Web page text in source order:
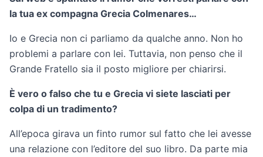
la tua ex compagna Grecia Colmenares…
Io e Grecia non ci parliamo da qualche anno. Non ho
problemi a parlare con lei. Tuttavia, non penso che il
Grande Fratello sia il posto migliore per chiarirsi.
È vero o falso che tu e Grecia vi siete lasciati per
colpa di un tradimento?
All’epoca girava un finto rumor sul fatto che lei avesse
una relazione con l’editore del suo libro. Da parte mia